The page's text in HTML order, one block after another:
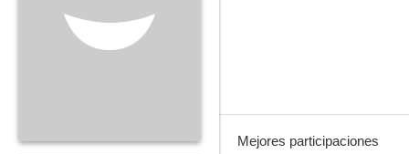
Mejores participaciones